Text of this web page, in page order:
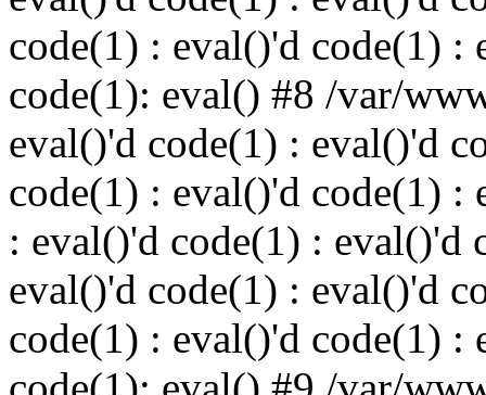
code(1) : eval()'d code(1) :
code(1): eval() #8 /var/
eval()'d code(1) : eval()'d
code(1) : eval()'d code(1) :
: eval()'d code(1) : eval()'d
eval()'d code(1) : eval()'d
code(1) : eval()'d code(1) :